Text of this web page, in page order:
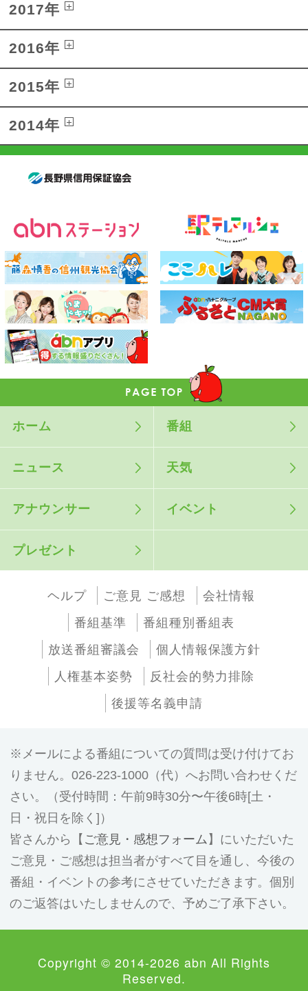
2017年
2016年
2015年
2014年
ホーム 番組
ニュース 天気
アナウンサー イベント
プレゼント
ヘルプ ご意見 ご感想
会社情報
番組基準
番組種別番組表
放送番組審議会
個人情報保護方針
人権基本姿勢
反社会的勢力排除
後援等名義申請
メールによる番組についての質問は受け付けてお
りません。026-223-1000（代）へお問い合わせくだ
さい。（受付時間：午前9時30分〜午後6時[土・
日・祝日を除く]）
皆さんから【 ご意見・感想フォーム 】にいただいた
ご意見・ご感想は担当者がすべて目を通し、今後の
番組・イベントの参考にさせていただきます。個別
のご返答はいたしませんので、予めご了承下さい。
Copyright © 2014-2026 abn All Rights
Reserved.